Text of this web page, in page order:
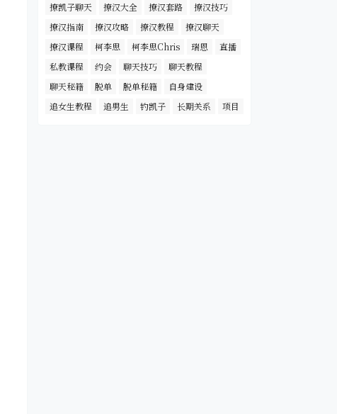
撩凯子聊天
撩汉大全 撩汉套路
撩汉技巧
撩汉指南
撩汉攻略 撩汉教程
撩汉聊天
撩汉课程
柯李思 柯李思Chris 瑞恩
直播
私教课程
约会 聊天技巧
聊天教程
聊天秘籍
脱单 脱单秘籍
自身建设
追女生教程
追男生 钓凯子 长期关系 项目